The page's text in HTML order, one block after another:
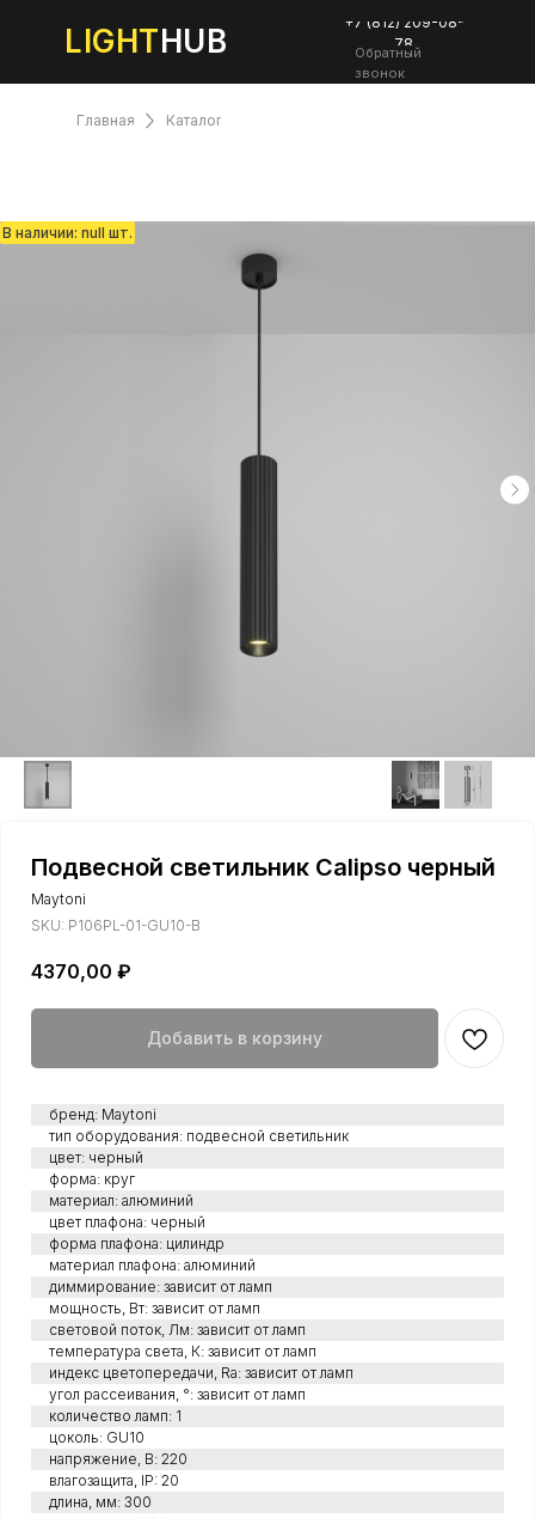
LIGHTHUB
+7 (812) 209-08-
78
Обратный
звонок
Каталог
Главная
Подвесной светильник Calipso черный
Maytoni
SKU: P106PL-01-GU10-B
4370,00 ₽
Добавить в корзину
бренд: Maytoni
тип оборудования: подвесной светильник
цвет: черный
форма: круг
материал: алюминий
цвет плафона: черный
форма плафона: цилиндр
материал плафона: алюминий
диммирование: зависит от ламп
мощность, Вт: зависит от ламп
световой поток, Лм: зависит от ламп
температура света, К: зависит от ламп
индекс цветопередачи, Ra: зависит от ламп
угол рассеивания, °: зависит от ламп
количество ламп: 1
цоколь: GU10
напряжение, В: 220
влагозащита, IP: 20
длина, мм: 300